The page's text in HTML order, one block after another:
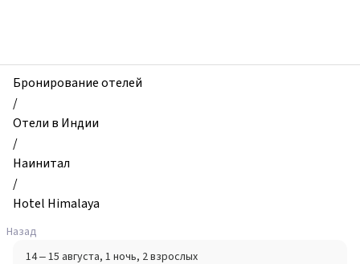
Hotel
Himalaya,
Наинитал,
Индия
Бронирование отелей
/
Отели в Индии
/
Наинитал
/
Hotel Himalaya
Назад
14 – 15 августа, 1 ночь, 2 взрослых